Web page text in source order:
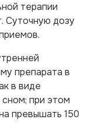
терапии
Суточную дозу
препарата в
в виде
при этом
превышать 150